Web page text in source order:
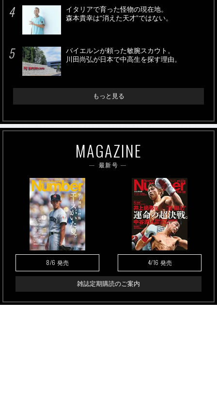
イタリアで育った怪物の現在地。
森本貴幸は“消えた天才”ではない。
バイエルンが頼った敏腕スカウト。
川田尚弘が日本で中高生を探す理由。
もっと見る
MAGAZINE
最新号
8/6 発売 4/16 発売
雑誌定期購読のご案内